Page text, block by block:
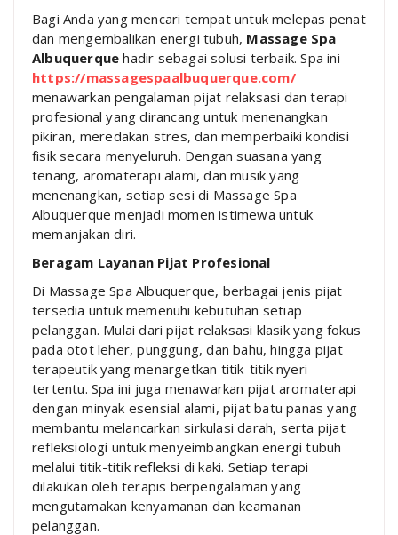
Bagi Anda yang mencari tempat untuk melepas penat
dan mengembalikan energi tubuh, Massage Spa
Albuquerque hadir sebagai solusi terbaik. Spa ini
https://massagespaalbuquerque.com/
menawarkan pengalaman pijat relaksasi dan terapi
profesional yang dirancang untuk menenangkan
pikiran, meredakan stres, dan memperbaiki kondisi
fisik secara menyeluruh. Dengan suasana yang
tenang, aromaterapi alami, dan musik yang
menenangkan, setiap sesi di Massage Spa
Albuquerque menjadi momen istimewa untuk
memanjakan diri.
Beragam Layanan Pijat Profesional
Di Massage Spa Albuquerque, berbagai jenis pijat
tersedia untuk memenuhi kebutuhan setiap
pelanggan. Mulai dari pijat relaksasi klasik yang fokus
pada otot leher, punggung, dan bahu, hingga pijat
terapeutik yang menargetkan titik-titik nyeri
tertentu. Spa ini juga menawarkan pijat aromaterapi
dengan minyak esensial alami, pijat batu panas yang
membantu melancarkan sirkulasi darah, serta pijat
refleksiologi untuk menyeimbangkan energi tubuh
melalui titik-titik refleksi di kaki. Setiap terapi
dilakukan oleh terapis berpengalaman yang
mengutamakan kenyamanan dan keamanan
pelanggan.